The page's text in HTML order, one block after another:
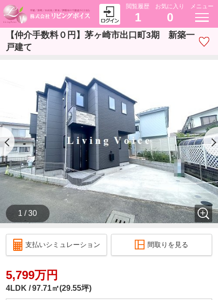
閲覧履歴
1
お気に入り
0
メニュー
【仲介手数料０円】茅ヶ崎市出口町3期 新築一
戸建て
1 / 30
支払いシミュレーション 間取りを見る
5,799万円
4LDK 97.71㎡(29.55坪)